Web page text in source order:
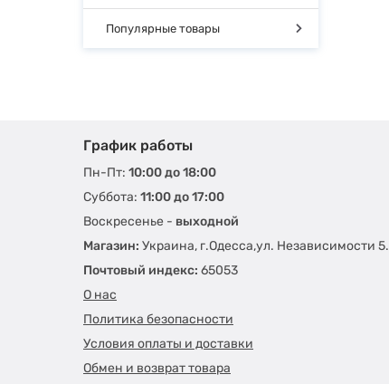
Популярные товары
График работы
Пн-Пт: 10:00 до 18:00
Суббота: 11:00 до 17:00
Воскресенье - выходной
Магазин: Украина, г.Одесса,ул. Независимости 5.
Почтовый индекс: 65053
О нас
Политика безопасности
Условия оплаты и доставки
Обмен и возврат товара